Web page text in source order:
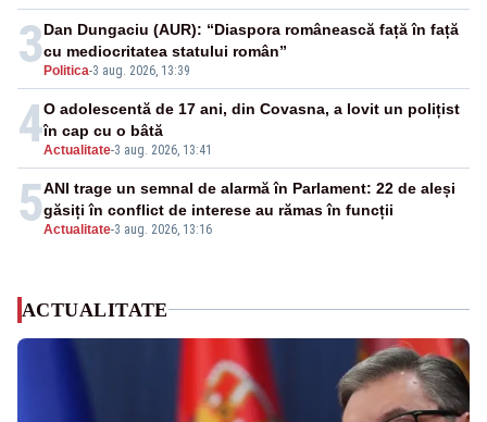
3 Politica-3 aug. 2026, 13:39
Dan Dungaciu (AUR): “Diaspora românească față în față
cu mediocritatea statului român”
4Actualitate-3 aug. 2026, 13:41
O adolescentă de 17 ani, din Covasna, a lovit un polițist
în cap cu o bâtă
5Actualitate-3 aug. 2026, 13:16
ANI trage un semnal de alarmă în Parlament: 22 de aleși
găsiți în conflict de interese au rămas în funcții
ACTUALITATE